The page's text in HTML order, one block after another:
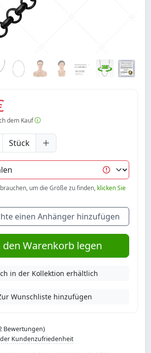
Bewertungen)
Kundenzufriedenheit
dem Kauf
Stück
um die Größe zu finden, klicken Sie
einen Anhänger hinzufügen
den Warenkorb legen
in der Kollektion erhältlich
Wunschliste hinzufügen